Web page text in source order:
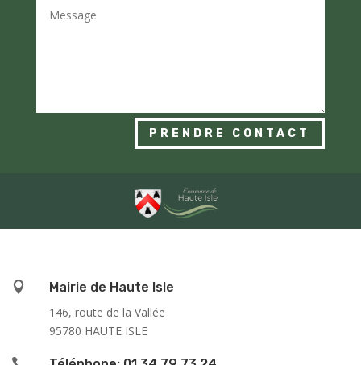
PRENDRE CONTACT

Mairie de Haute Isle
146, route de la Vallée
95780 HAUTE ISLE